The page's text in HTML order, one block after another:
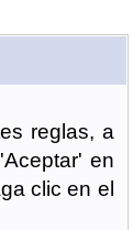
reglas, a
en
clic en el